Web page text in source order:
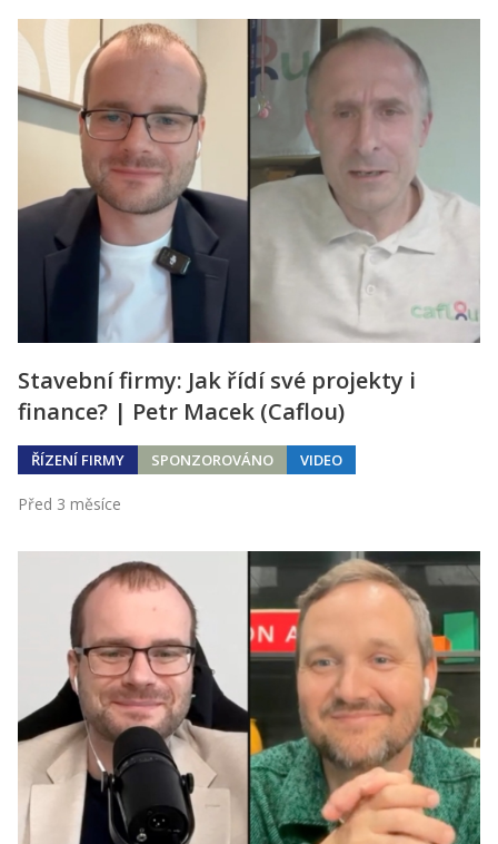
Stavební firmy: Jak řídí své projekty i
finance? | Petr Macek (Caflou)
ŘÍZENÍ FIRMY SPONZOROVÁNO VIDEO
Před 3 měsíce